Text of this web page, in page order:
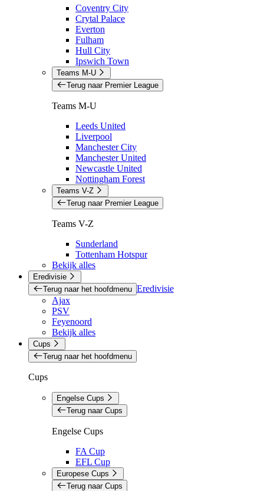
Coventry City
Crytal Palace
Everton
Fulham
Hull City
Ipswich Town
Teams M-U
Terug naar Premier League
Teams M-U
Leeds United
Liverpool
Manchester City
Manchester United
Newcastle United
Nottingham Forest
Teams V-Z
Terug naar Premier League
Teams V-Z
Sunderland
Tottenham Hotspur
Bekijk alles
Eredivisie
Terug naar het hoofdmenu Eredivisie
Ajax
PSV
Feyenoord
Bekijk alles
Cups
Terug naar het hoofdmenu
Cups
Engelse Cups
Terug naar Cups
Engelse Cups
FA Cup
EFL Cup
Europese Cups
Terug naar Cups